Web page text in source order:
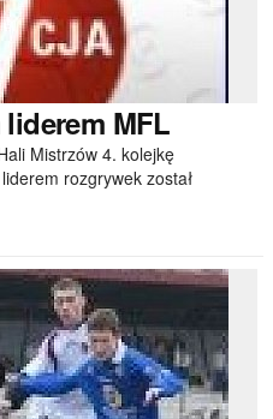
MFL
Mistrzów 4. kolejkę
rozgrywek został